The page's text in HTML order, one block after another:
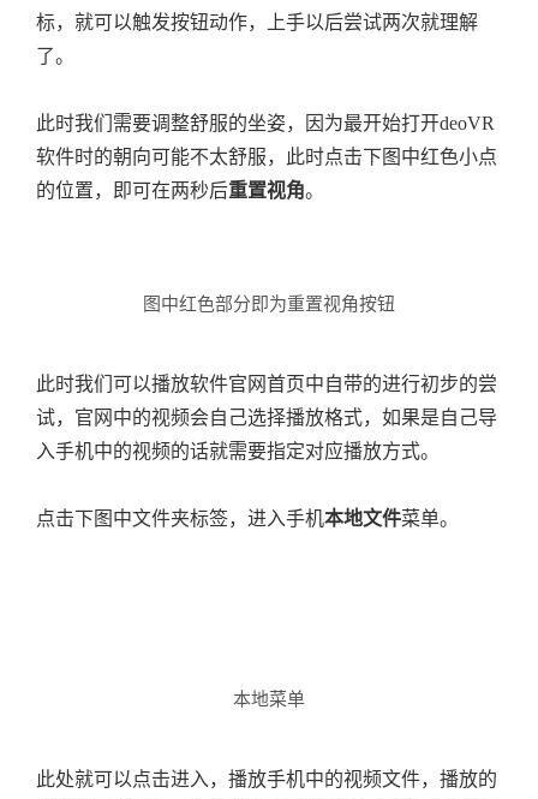
标，就可以触发按钮动作，上手以后尝试两次就理解
了。
此时我们需要调整舒服的坐姿，因为最开始打开deoVR
软件时的朝向可能不太舒服，此时点击下图中红色小点
的位置，即可在两秒后重置视角。
图中红色部分即为重置视角按钮
此时我们可以播放软件官网首页中自带的进行初步的尝
试，官网中的视频会自己选择播放格式，如果是自己导
入手机中的视频的话就需要指定对应播放方式。
点击下图中文件夹标签，进入手机本地文件菜单。
本地菜单
此处就可以点击进入，播放手机中的视频文件，播放的